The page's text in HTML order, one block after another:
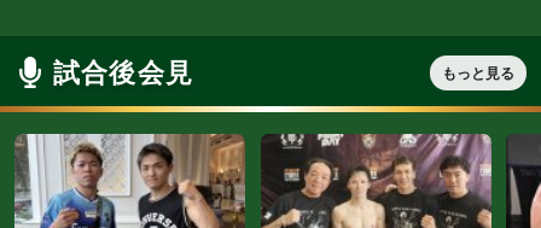
人気上昇中！
ライトフライ級